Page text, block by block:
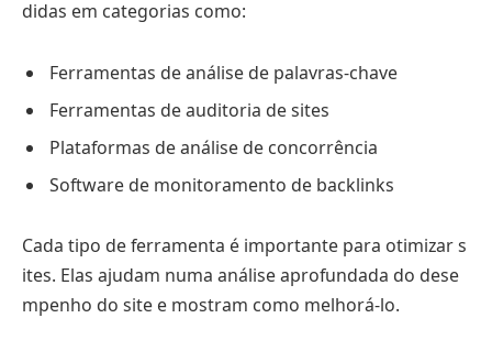
didas em categorias como:
Ferramentas de análise de palavras-chave
Ferramentas de auditoria de sites
Plataformas de análise de concorrência
Software de monitoramento de backlinks
Cada tipo de ferramenta é importante para otimizar s
ites. Elas ajudam numa análise aprofundada do dese
mpenho do site e mostram como melhorá-lo.